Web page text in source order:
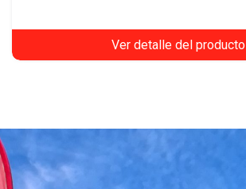
Ver detalle del producto